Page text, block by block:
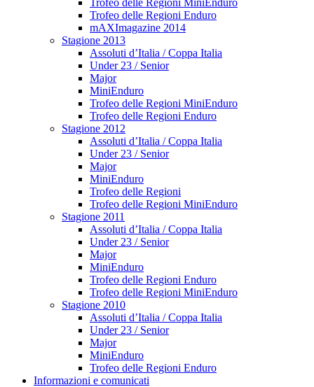
Trofeo delle Regioni Enduro
mAXImagazine 2014
Stagione 2013
Assoluti d’Italia / Coppa Italia
Under 23 / Senior
Major
MiniEnduro
Trofeo delle Regioni MiniEnduro
Trofeo delle Regioni Enduro
Stagione 2012
Assoluti d’Italia / Coppa Italia
Under 23 / Senior
Major
MiniEnduro
Trofeo delle Regioni
Trofeo delle Regioni MiniEnduro
Stagione 2011
Assoluti d’Italia / Coppa Italia
Under 23 / Senior
Major
MiniEnduro
Trofeo delle Regioni Enduro
Trofeo delle Regioni MiniEnduro
Stagione 2010
Assoluti d’Italia / Coppa Italia
Under 23 / Senior
Major
MiniEnduro
Trofeo delle Regioni Enduro
Informazioni e comunicati